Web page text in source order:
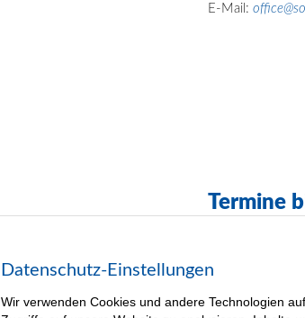
E-Mail:
Termine
Datenschutz-Einstellungen
Wir verwenden Cookies und andere Technologien